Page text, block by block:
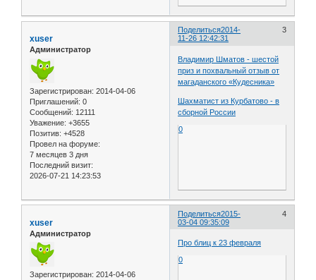
Поделиться 3
2014-
11-26 12:42:31
xuser
Администратор
Зарегистрирован: 2014-04-06
Приглашений: 0
Сообщений: 12111
Уважение: +3655
Позитив: +4528
Провел на форуме:
7 месяцев 3 дня
Последний визит:
2026-07-21 14:23:53
Владимир Шматов - шестой
приз и похвальный отзыв от
магаданского «Кудесника»
Шахматист из Курбатово - в
сборной России
0
Поделиться 4
2015-
03-04 09:35:09
xuser
Администратор
Зарегистрирован: 2014-04-06
Про блиц к 23 февраля
0